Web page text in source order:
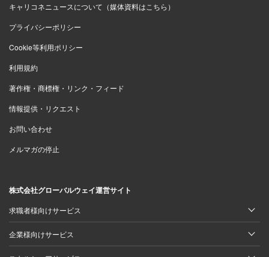
キャリコネニュースについて（媒体資料はこちら）
プライバシーポリシー
Cookie等利用ポリシー
利用規約
著作権・商標権・リンク・フィード
情報提供・リクエスト
お問い合わせ
メルマガの停止
株式会社グローバルウェイ運営サイト
求職者様向けサービス
企業様向けサービス